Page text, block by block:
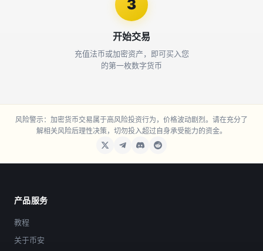
3
开始交易
充值法币或加密资产，即可买入您
的第一枚数字货币
风险警示：加密货币交易属于高风险投资行为，价格波动剧烈。请在充分了
解相关风险后理性决策，切勿投入超过自身承受能力的资金。
产品服务
教程
关于币安